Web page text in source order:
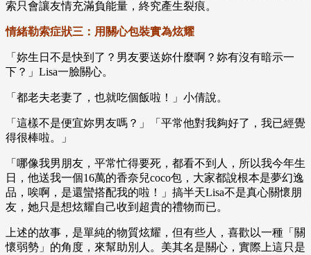
索只會讓友情充滿負能量，終究產生裂痕。
情緒勒索症狀三：用關心包裝實為炫耀
「妳生日不是快到了？男友要送妳什麼啊？妳有沒有暗示一
下？」Lisa一臉關心。
「都老夫老妻了，也就吃個飯啦！」小倩說。
「這樣不是便宜妳男友嗎？」「平常他對我夠好了，我已經覺
得很棒啦。」
「哪像我男朋友，平常忙得要死，都看不到人，所以我今年生
日，他送我一個16萬的香奈兒coco包，大家都說根本是夢幻逸
品，唉啊，是還蠻搭配我的啦！」搞半天Lisa不是真心關懷朋
友，她只是想炫耀自己收到超貴的禮物而已。
上述的故事，是單純的物質炫耀，但有些人，喜歡以一種「關
懷弱勢」的角度，來幫助別人。美其名是關心，實際上這只是